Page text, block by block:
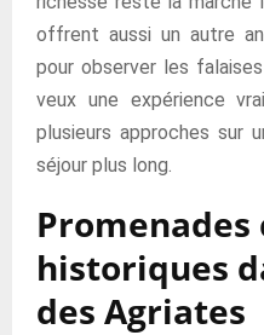
offrent aussi un autre
pour observer les
veux une expérience
plusieurs approches sur
séjour plus long.
historiques
des Agriates